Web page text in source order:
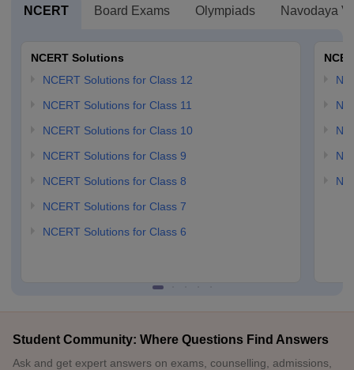
NCERT Board Exams Olympiads Navodaya
NCERT Solutions
NCERT Solutions for Class 12
NCERT Solutions for Class 11
NCERT Solutions for Class 10
NCERT Solutions for Class 9
NCERT Solutions for Class 8
NCERT Solutions for Class 7
NCERT Solutions for Class 6
Student Community: Where Questions Find Answers
Ask and get expert answers on exams, counselling, admissions,